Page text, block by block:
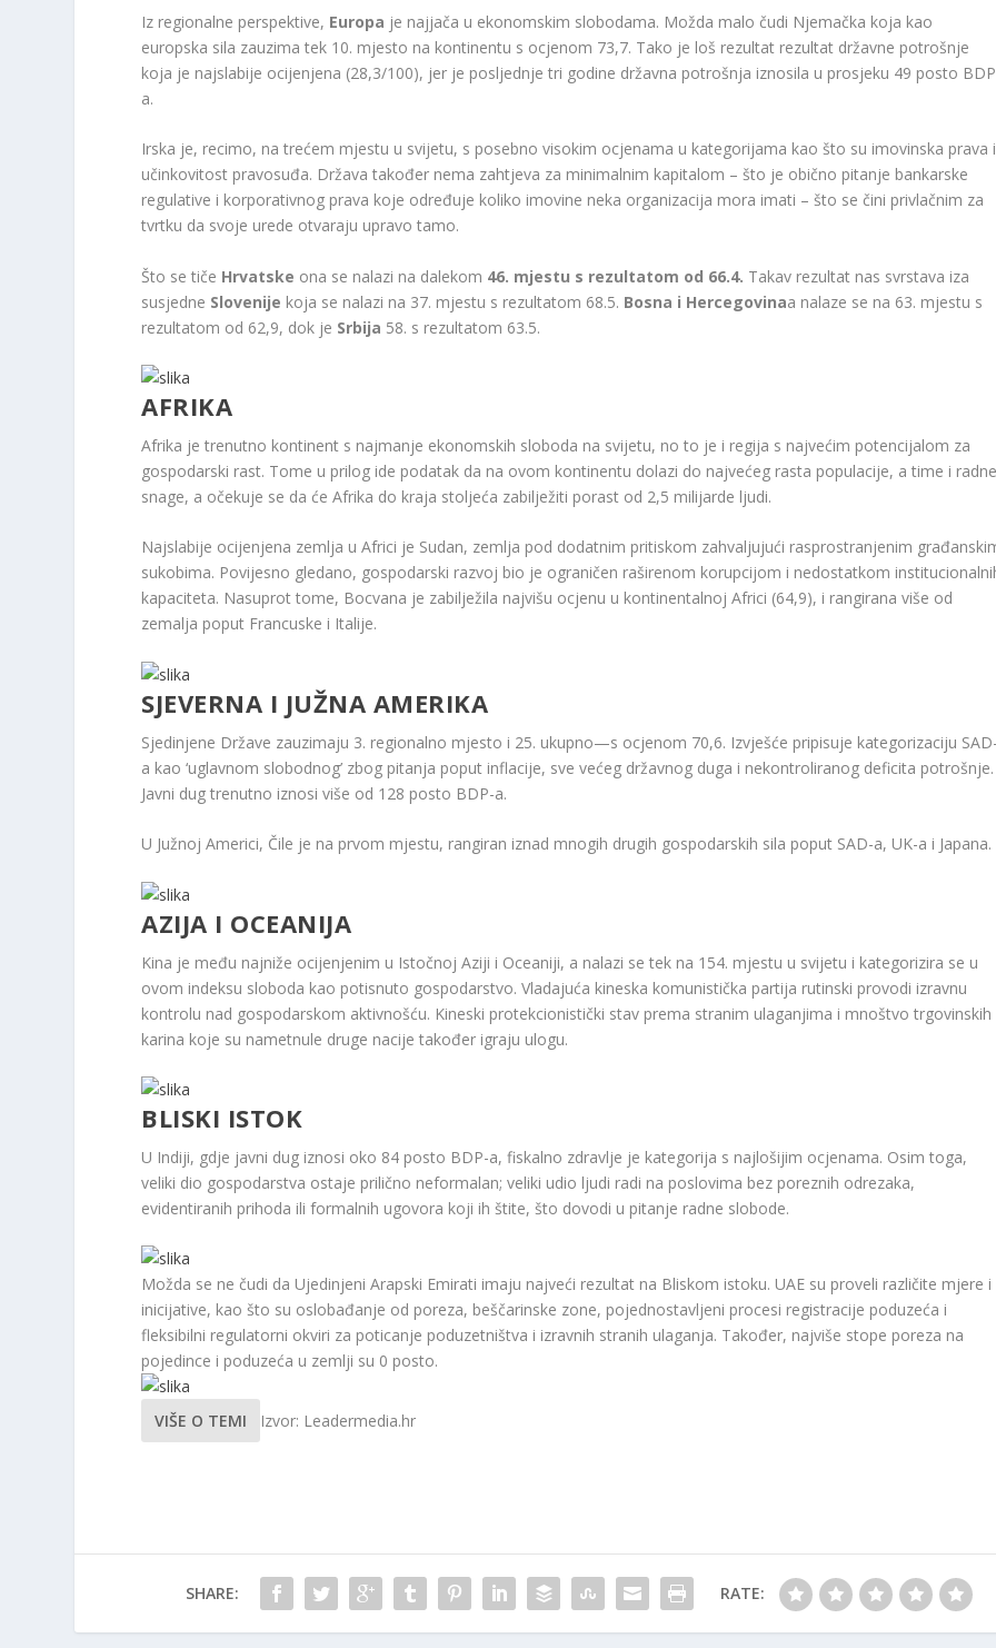
Iz regionalne perspektive, Europa je najjača u ekonomskim slobodama. Možda malo čudi Njemačka koja kao
europska sila zauzima tek 10. mjesto na kontinentu s ocjenom 73,7. Tako je loš rezultat rezultat državne potrošnje
koja je najslabije ocijenjena (28,3/100), jer je posljednje tri godine državna potrošnja iznosila u prosjeku 49 posto
a.
Irska je, recimo, na trećem mjestu u svijetu, s posebno visokim ocjenama u kategorijama kao što su imovinska prava i
učinkovitost pravosuđa. Država također nema zahtjeva za minimalnim kapitalom – što je obično pitanje bankarske
regulative i korporativnog prava koje određuje koliko imovine neka organizacija mora imati – što se čini privlačnim za
tvrtku da svoje urede otvaraju upravo tamo.
Što se tiče Hrvatske ona se nalazi na dalekom 46. ​​mjestu s rezultatom od 66.4. Takav rezultat nas svrstava iza
susjedne Slovenije koja se nalazi na 37. mjestu s rezultatom 68.5. Bosna i Hercegovinaa nalaze se na 63. mjestu s
rezultatom od 62,9, dok je Srbija 58. s rezultatom 63.5.
AFRIKA
Afrika je trenutno kontinent s najmanje ekonomskih sloboda na svijetu, no to je i regija s najvećim potencijalom za
gospodarski rast. Tome u prilog ide podatak da na ovom kontinentu dolazi do najvećeg rasta populacije, a time i
snage, a očekuje se da će Afrika do kraja stoljeća zabilježiti porast od 2,5 milijarde ljudi.
Najslabije ocijenjena zemlja u Africi je Sudan, zemlja pod dodatnim pritiskom zahvaljujući rasprostranjenim
sukobima. Povijesno gledano, gospodarski razvoj bio je ograničen raširenom korupcijom i nedostatkom
kapaciteta. Nasuprot tome, Bocvana je zabilježila najvišu ocjenu u kontinentalnoj Africi (64,9), i rangirana više od
zemalja poput Francuske i Italije.
SJEVERNA I JUŽNA AMERIKA
Sjedinjene Države zauzimaju 3. regionalno mjesto i 25. ukupno—s ocjenom 70,6. Izvješće pripisuje kategorizaciju
a kao ‘uglavnom slobodnog’ zbog pitanja poput inflacije, sve većeg državnog duga i nekontroliranog deficita potrošnje.
Javni dug trenutno iznosi više od 128 posto BDP-a.
U Južnoj Americi, Čile je na prvom mjestu, rangiran iznad mnogih drugih gospodarskih sila poput SAD-a, UK-a i Japana.
AZIJA I OCEANIJA
Kina je među najniže ocijenjenim u Istočnoj Aziji i Oceaniji, a nalazi se tek na 154. mjestu u svijetu i kategorizira se u
ovom indeksu sloboda kao potisnuto gospodarstvo. Vladajuća kineska komunistička partija rutinski provodi izravnu
kontrolu nad gospodarskom aktivnošću. Kineski protekcionistički stav prema stranim ulaganjima i mnoštvo trgovinskih
karina koje su nametnule druge nacije također igraju ulogu.
BLISKI ISTOK
U Indiji, gdje javni dug iznosi oko 84 posto BDP-a, fiskalno zdravlje je kategorija s najlošijim ocjenama. Osim toga,
veliki dio gospodarstva ostaje prilično neformalan; veliki udio ljudi radi na poslovima bez poreznih odrezaka,
evidentiranih prihoda ili formalnih ugovora koji ih štite, što dovodi u pitanje radne slobode.
Možda se ne čudi da Ujedinjeni Arapski Emirati imaju najveći rezultat na Bliskom istoku. UAE su proveli različite mjere i
inicijative, kao što su oslobađanje od poreza, beščarinske zone, pojednostavljeni procesi registracije poduzeća i
fleksibilni regulatorni okviri za poticanje poduzetništva i izravnih stranih ulaganja. Također, najviše stope poreza na
pojedince i poduzeća u zemlji su 0 posto.
VIŠE O TEMI Izvor: Leadermedia.hr
SHARE: RATE: